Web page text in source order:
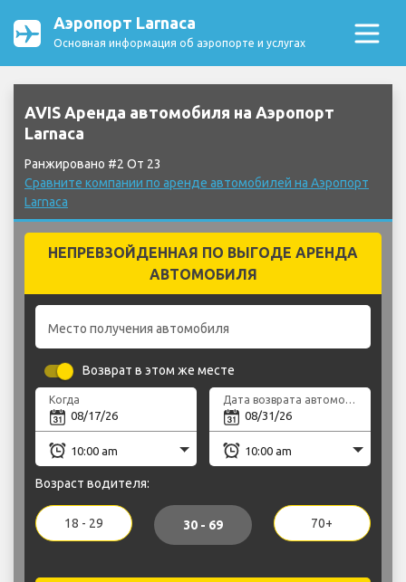
Аэропорт Larnaca
Основная информация об аэропорте и услугах
AVIS Аренда автомобиля на Аэропорт
Larnaca
Ранжировано #2 От 23
Сравните компании по аренде автомобилей на Аэропорт
Larnaca
НЕПРЕВЗОЙДЕННАЯ ПО ВЫГОДЕ АРЕНДА
АВТОМОБИЛЯ
Место получения автомобиля
Возврат в этом же месте
Когда Дата возврата автомобиля
Возраст водителя:
18 - 29 30 - 69 70+